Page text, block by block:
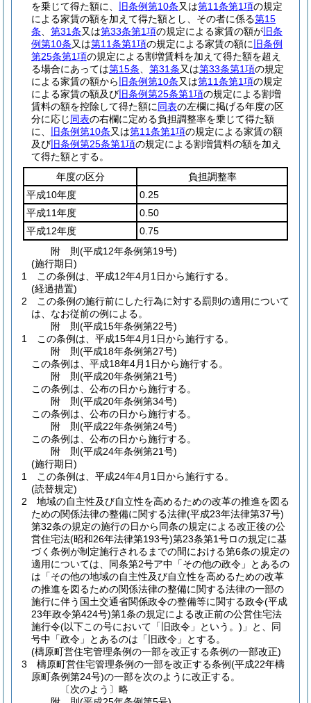
を乗じて得た額に、
旧条例第10条又は第11条第1項の規定
による家賃の額を加えて得た額とし、その者に係る第15
条
第31条又は第33条第1項の規定による家賃の額が 旧条
例第10条又は第11条第1項の規定による家賃の額に 旧条例
第25条第1項の規定による割増賃料を加えて得た額を超え
る場合にあっては第15条 第31条又は第33条第1項の規定
による家賃の額から 旧条例第10条又は第11条第1項の規定
による家賃の額及び 旧条例第25条第1項の規定による割増
賃料の額を控除して得た額に同表の左欄に掲げる年度の区
分に応じ同表の右欄に定める負担調整率を乗じて得た額
に、
旧条例第10条又は第11条第1項の規定による家賃の額
及び 旧条例第25条第1項の規定による割増賃料の額を加え
て得た額とする。
年度の区分
負担調整率
平成10年度
0.25
平成11年度
0.50
平成12年度
0.75
附 則(平成12年条例第19号)
(施行期日)
1
この条例は、平成12年4月1日から施行する。
(経過措置)
2
この条例の施行前にした行為に対する罰則の適用について
は、なお従前の例による。
附 則(平成15年条例第22号)
1
この条例は、平成15年4月1日から施行する。
附 則(平成18年条例第27号)
この条例は、平成18年4月1日から施行する。
附 則(平成20年条例第21号)
この条例は、公布の日から施行する。
附 則(平成20年条例第34号)
この条例は、公布の日から施行する。
附 則(平成22年条例第24号)
この条例は、公布の日から施行する。
附 則(平成24年条例第21号)
(施行期日)
1
この条例は、平成24年4月1日から施行する。
(読替規定)
2
地域の自主性及び自立性を高めるための改革の推進を図る
ための関係法律の整備に関する法律(平成23年法律第37号)
第32条の規定の施行の日から同条の規定による改正後の公
営住宅法(昭和26年法律第193号)第23条第1号ロの規定に基
づく条例が制定施行されるまでの間における第6条の規定の
適用については、同条第2号ア中「その他の政令」とあるの
は「その他の地域の自主性及び自立性を高めるための改革
の推進を図るための関係法律の整備に関する法律の一部の
施行に伴う国土交通省関係政令の整備等に関する政令(平成
23年政令第424号)第1条の規定による改正前の公営住宅法
施行令(以下この号において「旧政令」という。) 」と、同
号中「政令」とあるのは「旧政令」とする。
(檮原町営住宅管理条例の一部を改正する条例の一部改正)
3
檮原町営住宅管理条例の一部を改正する条例(平成22年檮
原町条例第24号)の一部を次のように改正する。
〔次のよう〕略